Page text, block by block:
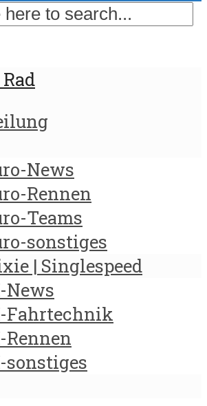
News
Rennen
Teams
sonstiges
| Singlespeed
News
Fahrtechnik
Rennen
sonstiges